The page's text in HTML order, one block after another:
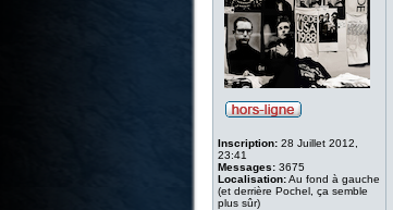
Inscription:28 Juillet 2012,
23:41
Messages:3675
Localisation:Au fond à gauche
(et derrière Pochel, ça semble
plus sûr)